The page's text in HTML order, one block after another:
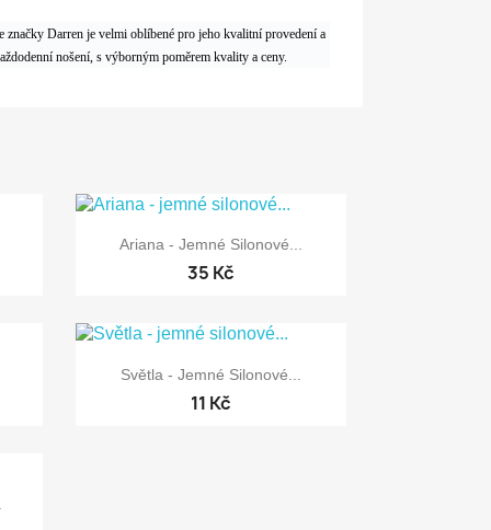
značky Darren je velmi oblíbené pro jeho kvalitní provedení a
nošení, s výborným poměrem kvality a ceny.
 Rychlý náhled
Ariana - Jemné Silonové...
35 Kč
 Rychlý náhled
Světla - Jemné Silonové...
11 Kč